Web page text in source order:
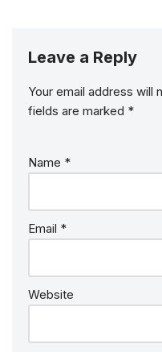
Leave a Reply
Your email address will
fields are marked *
Name *
Email *
Website